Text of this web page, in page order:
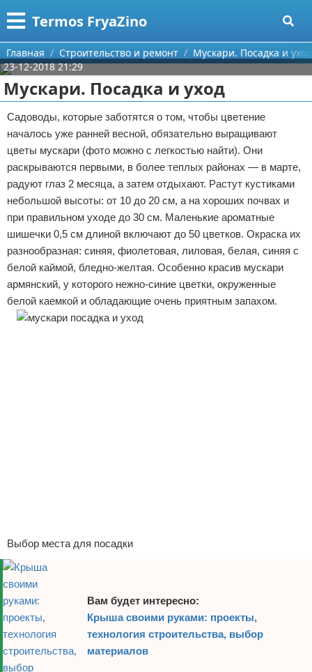
Termos FryaZino
Меню
Главная
Категории
Программирование
Дом и семья
Автомобили
Строительство и ремонт
Здоровье
Компьютеры
Личность
Поиск
О проекте
Контакты
Сотрудничество
Размещение рекламы
Для правообладателей
Условия предоставления информации
Главная Строительство и ремонт
Мускари. Посадка и уход
23-12-2018 21:29
Мускари. Посадка и уход
Садоводы, которые заботятся о том, чтобы цветение
началось уже ранней весной, обязательно выращивают
цветы мускари (фото можно с легкостью найти). Они
раскрываются первыми, в более теплых районах — в марте,
радуют глаз 2 месяца, а затем отдыхают. Растут кустиками
небольшой высоты: от 10 до 20 см, а на хороших почвах и
при правильном уходе до 30 см. Маленькие ароматные
шишечки 0,5 см длиной включают до 50 цветков. Окраска их
разнообразная: синяя, фиолетовая, лиловая, белая, синяя с
белой каймой, бледно-желтая. Особенно красив мускари
армянский, у которого нежно-синие цветки, окруженные
белой каемкой и обладающие очень приятным запахом.
Выбор места для посадки
Вам будет интересно:
Крыша своими руками: проекты,
технология строительства, выбор
материалов